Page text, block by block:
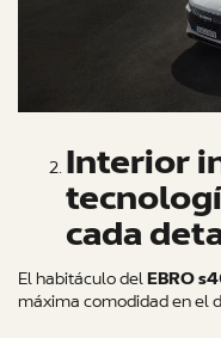
Interior
cada
El habitáculo delEBRO
máxima comodidad en el